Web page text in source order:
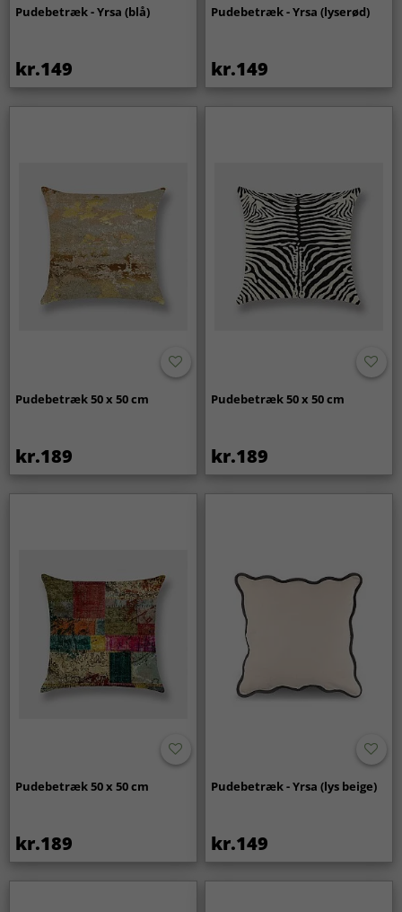
Pudebetræk - Yrsa (blå)
kr.149
Pudebetræk - Yrsa (lyserød)
kr.149
Pudebetræk 50 x 50 cm
kr.189
Pudebetræk 50 x 50 cm
kr.189
Pudebetræk 50 x 50 cm
kr.189
Pudebetræk - Yrsa (lys beige)
kr.149